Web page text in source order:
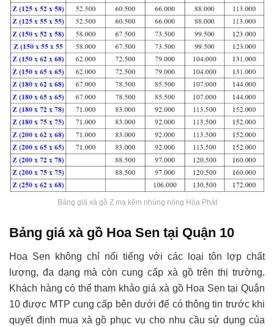
Bảng giá xà gồ Z mạ kẽm nhúng nóng Hòa Phát
Bảng giá xà gồ Hoa Sen tại Quận 10
Hoa Sen không chỉ nổi tiếng với các loại tôn lợp chất
lượng, đa dạng mà còn cung cấp xà gồ trên thị trường.
Khách hàng có thể tham khảo giá xà gồ Hoa Sen tại Quận
10 được MTP cung cấp bên dưới để có thông tin trước khi
quyết định mua xà gồ phục vụ cho nhu cầu sử dụng của